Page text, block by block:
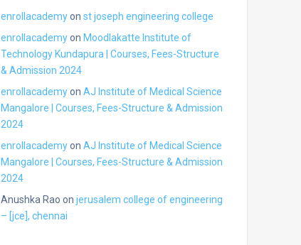
enrollacademyon st joseph engineering college
enrollacademyon Moodlakatte Institute of
Technology Kundapura | Courses, Fees-Structure
& Admission 2024
enrollacademyon AJ Institute of Medical Science
Mangalore | Courses, Fees-Structure & Admission
2024
enrollacademyon AJ Institute of Medical Science
Mangalore | Courses, Fees-Structure & Admission
2024
Anushka Rao on jerusalem college of engineering
– [jce], chennai